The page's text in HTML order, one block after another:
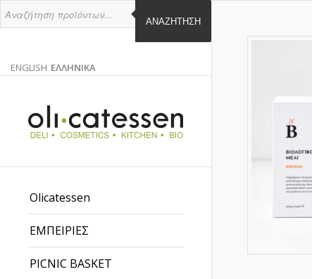
ΑΝΑΖΉΤΗΣΗ
ENGLISH ΕΛΛΗΝΙΚΑ
EL
Olicatessen
ΕΜΠΕΙΡΙΕΣ
PICNIC BASKET